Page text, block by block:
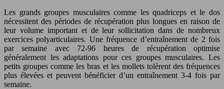
Les grands groupes musculaires comme les quadriceps et le dos
nécessitent des périodes de récupération plus longues en raison de
leur volume important et de leur sollicitation dans de nombreux
exercices polyarticulaires. Une fréquence d’entraînement de 2 fois
par semaine avec 72-96 heures de récupération optimise
généralement les adaptations pour ces groupes musculaires. Les
petits groupes comme les bras et les mollets tolèrent des fréquences
plus élevées et peuvent bénéficier d’un entraînement 3-4 fois par
semaine.